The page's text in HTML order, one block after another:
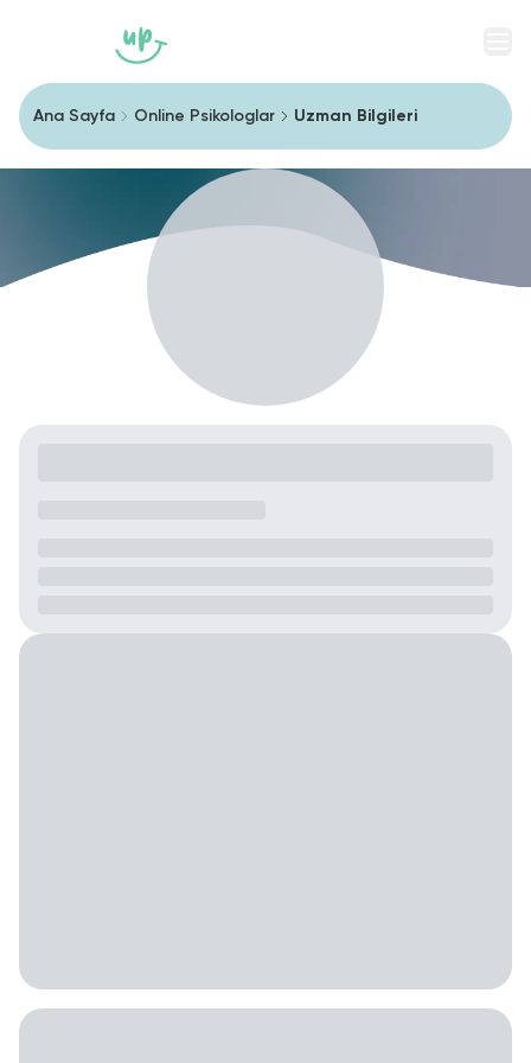
Ana Sayfa Online Psikologlar Uzman Bilgileri